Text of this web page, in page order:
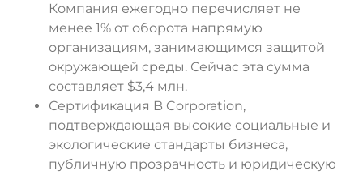
Компания ежегодно перечисляет не
менее 1% от оборота напрямую
организациям, занимающимся защитой
окружающей среды. Сейчас эта сумма
составляет $3,4 млн.
Сертификация B Corporation,
подтверждающая высокие социальные и
экологические стандарты бизнеса,
публичную прозрачность и юридическую